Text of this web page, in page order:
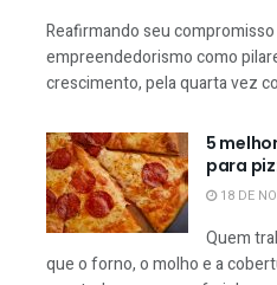
Reafirmando seu
empreendedorismo como
crescimento, pela quarta vez
5
para
18 DE
Quem
que o forno, o molho e a